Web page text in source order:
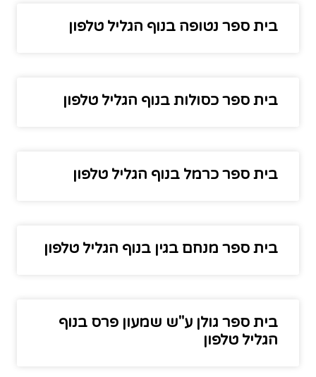
בית ספר נטופה בנוף הגליל טלפון
בית ספר כסולות בנוף הגליל טלפון
בית ספר כרמל בנוף הגליל טלפון
בית ספר מנחם בגין בנוף הגליל טלפון
בית ספר גולן ע"ש שמעון פרס בנוף
הגליל טלפון